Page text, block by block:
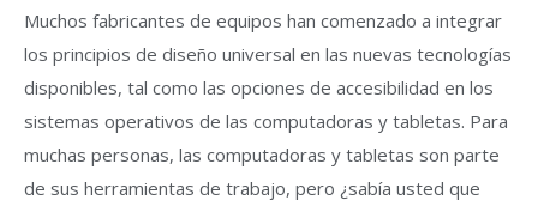
Muchos fabricantes de equipos han comenzado a integrar
los principios de diseño universal en las nuevas tecnologías
disponibles, tal como las opciones de accesibilidad en los
sistemas operativos de las computadoras y tabletas. Para
muchas personas, las computadoras y tabletas son parte
de sus herramientas de trabajo, pero ¿sabía usted que